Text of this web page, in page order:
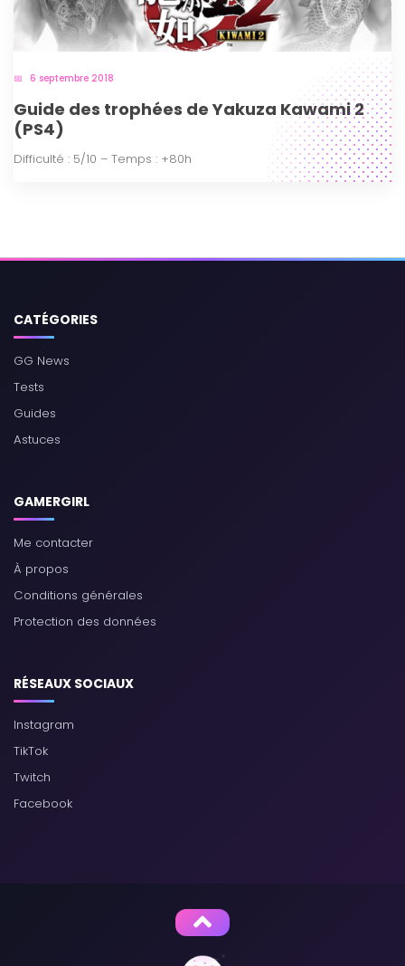
6 septembre 2018
Guide des trophées de Yakuza Kawami 2
(PS4)
Difficulté : 5/10 – Temps : +80h
CATÉGORIES
GG News
Tests
Guides
Astuces
GAMERGIRL
Me contacter
À propos
Conditions générales
Protection des données
RÉSEAUX SOCIAUX
Instagram
TikTok
Twitch
Facebook